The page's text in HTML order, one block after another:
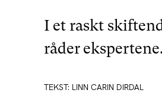
TEKST: LINN CARIN DIRDAL
I et raskt
råder